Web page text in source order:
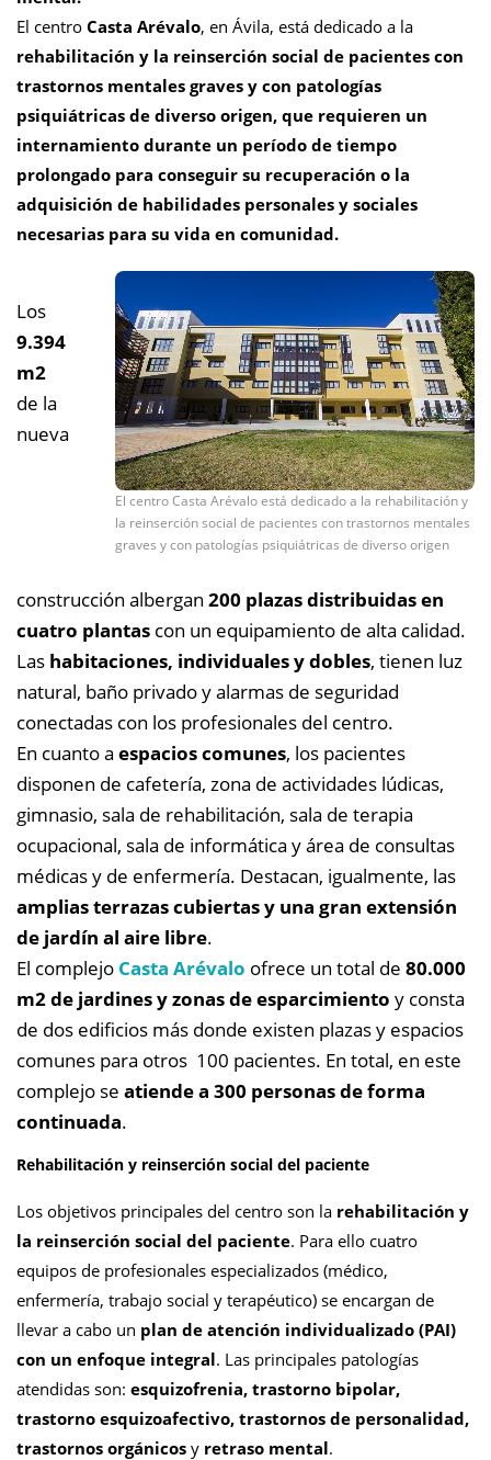
El centro Casta Arévalo, en Ávila, está dedicado a la
rehabilitación y la reinserción social de pacientes con
trastornos mentales graves y con patologías
psiquiátricas de diverso origen, que requieren un
internamiento durante un período de tiempo
prolongado para conseguir su recuperación o la
adquisición de habilidades personales y sociales
necesarias para su vida en comunidad.
El centro Casta Arévalo está dedicado a la rehabilitación y
la reinserción social de pacientes con trastornos mentales
graves y con patologías psiquiátricas de diverso origen
Los
9.394
m2
de la
nueva
construcción albergan 200 plazas distribuidas en
cuatro plantas con un equipamiento de alta calidad.
Las habitaciones, individuales y dobles, tienen luz
natural, baño privado y alarmas de seguridad
conectadas con los profesionales del centro.
En cuanto a espacios comunes, los pacientes
disponen de cafetería, zona de actividades lúdicas,
gimnasio, sala de rehabilitación, sala de terapia
ocupacional, sala de informática y área de consultas
médicas y de enfermería. Destacan, igualmente, las
amplias terrazas cubiertas y una gran extensión
de jardín al aire libre.
El complejo Casta Arévalo ofrece un total de 80.000
m2 de jardines y zonas de esparcimiento y consta
de dos edificios más donde existen plazas y espacios
comunes para otros 100 pacientes. En total, en este
complejo se atiende a 300 personas de forma
continuada.
Rehabilitación y reinserción social del paciente
Los objetivos principales del centro son la rehabilitación y
la reinserción social del paciente. Para ello cuatro
equipos de profesionales especializados (médico,
enfermería, trabajo social y terapéutico) se encargan de
llevar a cabo un plan de atención individualizado (PAI)
con un enfoque integral. Las principales patologías
atendidas son: esquizofrenia, trastorno bipolar,
trastorno esquizoafectivo, trastornos de personalidad,
trastornos orgánicos y retraso mental.